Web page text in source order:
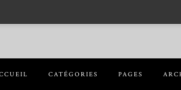
CATÉGORIES PAGES